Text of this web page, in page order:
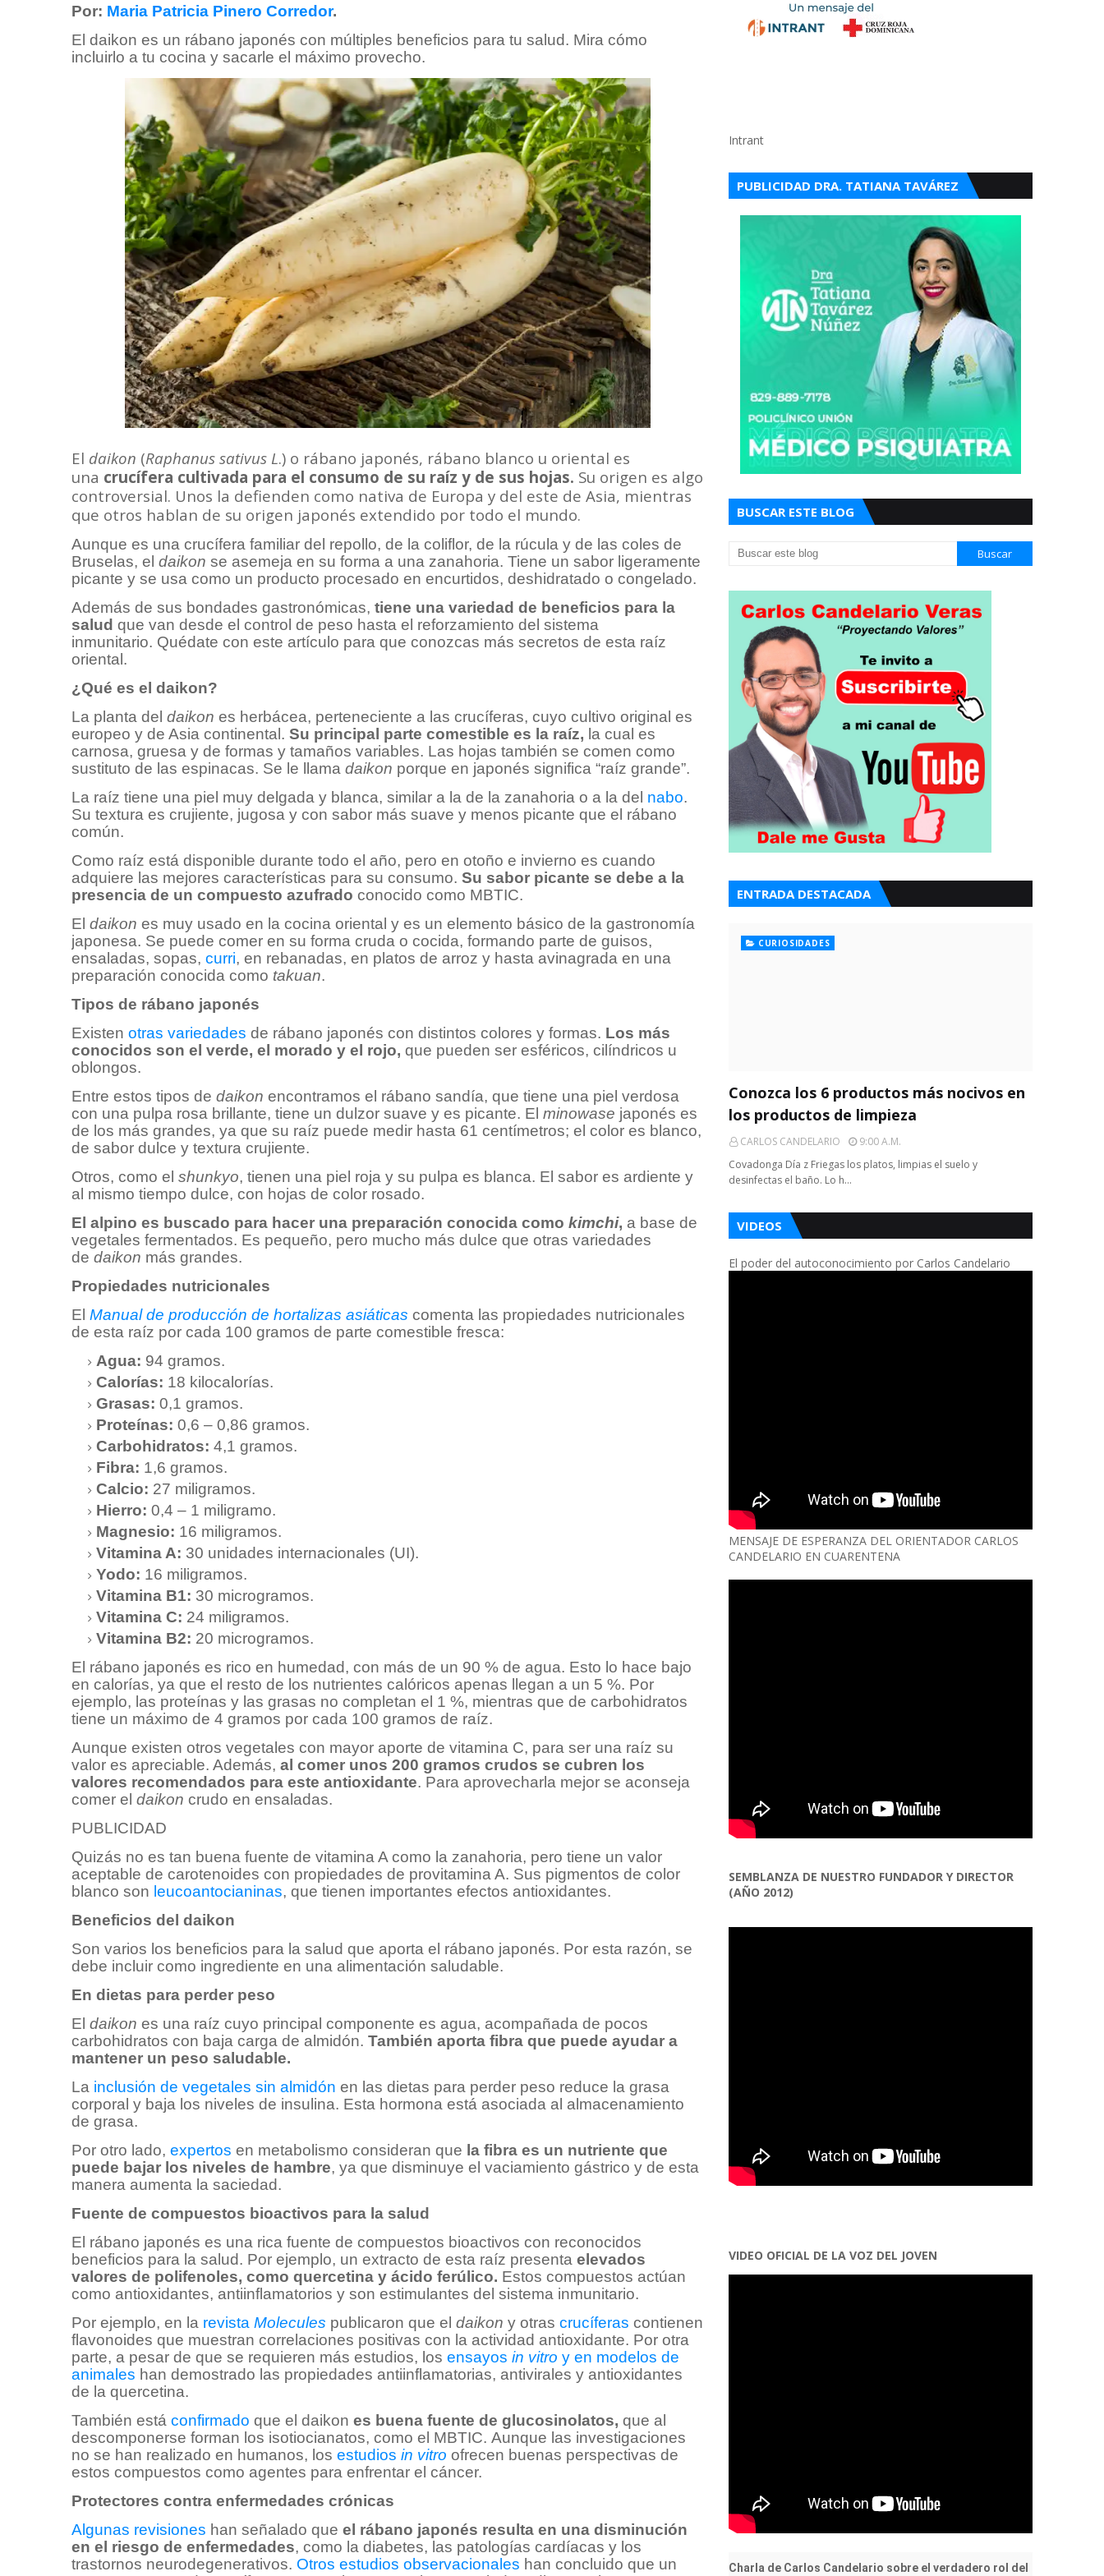
Por: Maria Patricia Pinero Corredor.
El daikon es un rábano japonés con múltiples beneficios para tu salud. Mira cómo
incluirlo a tu cocina y sacarle el máximo provecho.
El daikon (Raphanus sativus L.) o rábano japonés, rábano blanco u oriental es
una crucífera cultivada para el consumo de su raíz y de sus hojas. Su origen es algo
controversial. Unos la defienden como nativa de Europa y del este de Asia, mientras
que otros hablan de su origen japonés extendido por todo el mundo.
Aunque es una crucífera familiar del repollo, de la coliflor, de la rúcula y de las coles de
Bruselas, el daikon se asemeja en su forma a una zanahoria. Tiene un sabor ligeramente
picante y se usa como un producto procesado en encurtidos, deshidratado o congelado.
Además de sus bondades gastronómicas, tiene una variedad de beneficios para la
salud que van desde el control de peso hasta el reforzamiento del sistema
inmunitario. Quédate con este artículo para que conozcas más secretos de esta raíz
oriental.
¿Qué es el daikon?
La planta del daikon es herbácea, perteneciente a las crucíferas, cuyo cultivo original es
europeo y de Asia continental. Su principal parte comestible es la raíz, la cual es
carnosa, gruesa y de formas y tamaños variables. Las hojas también se comen como
sustituto de las espinacas. Se le llama daikon porque en japonés significa “raíz grande”.
La raíz tiene una piel muy delgada y blanca, similar a la de la zanahoria o a la del nabo.
Su textura es crujiente, jugosa y con sabor más suave y menos picante que el rábano
común.
Como raíz está disponible durante todo el año, pero en otoño e invierno es cuando
adquiere las mejores características para su consumo. Su sabor picante se debe a la
presencia de un compuesto azufrado conocido como MBTIC.
El daikon es muy usado en la cocina oriental y es un elemento básico de la gastronomía
japonesa. Se puede comer en su forma cruda o cocida, formando parte de guisos,
ensaladas, sopas, curri, en rebanadas, en platos de arroz y hasta avinagrada en una
preparación conocida como takuan.
Tipos de rábano japonés
Existen otras variedades de rábano japonés con distintos colores y formas. Los más
conocidos son el verde, el morado y el rojo, que pueden ser esféricos, cilíndricos u
oblongos.
Entre estos tipos de daikon encontramos el rábano sandía, que tiene una piel verdosa
con una pulpa rosa brillante, tiene un dulzor suave y es picante. El minowase japonés es
de los más grandes, ya que su raíz puede medir hasta 61 centímetros; el color es blanco,
de sabor dulce y textura crujiente.
Otros, como el shunkyo, tienen una piel roja y su pulpa es blanca. El sabor es ardiente y
al mismo tiempo dulce, con hojas de color rosado.
El alpino es buscado para hacer una preparación conocida como kimchi, a base de
vegetales fermentados. Es pequeño, pero mucho más dulce que otras variedades
de daikon más grandes.
Propiedades nutricionales
El Manual de producción de hortalizas asiáticas comenta las propiedades nutricionales
de esta raíz por cada 100 gramos de parte comestible fresca:
Agua: 94 gramos.
Calorías: 18 kilocalorías.
Grasas: 0,1 gramos.
Proteínas: 0,6 – 0,86 gramos.
Carbohidratos: 4,1 gramos.
Fibra: 1,6 gramos.
Calcio: 27 miligramos.
Hierro: 0,4 – 1 miligramo.
Magnesio: 16 miligramos.
Vitamina A: 30 unidades internacionales (UI).
Yodo: 16 miligramos.
Vitamina B1: 30 microgramos.
Vitamina C: 24 miligramos.
Vitamina B2: 20 microgramos.
El rábano japonés es rico en humedad, con más de un 90 % de agua. Esto lo hace bajo
en calorías, ya que el resto de los nutrientes calóricos apenas llegan a un 5 %. Por
ejemplo, las proteínas y las grasas no completan el 1 %, mientras que de carbohidratos
tiene un máximo de 4 gramos por cada 100 gramos de raíz.
Aunque existen otros vegetales con mayor aporte de vitamina C, para ser una raíz su
valor es apreciable. Además, al comer unos 200 gramos crudos se cubren los
valores recomendados para este antioxidante. Para aprovecharla mejor se aconseja
comer el daikon crudo en ensaladas.
PUBLICIDAD
Quizás no es tan buena fuente de vitamina A como la zanahoria, pero tiene un valor
aceptable de carotenoides con propiedades de provitamina A. Sus pigmentos de color
blanco son leucoantocianinas, que tienen importantes efectos antioxidantes.
Beneficios del daikon
Son varios los beneficios para la salud que aporta el rábano japonés. Por esta razón, se
debe incluir como ingrediente en una alimentación saludable.
En dietas para perder peso
El daikon es una raíz cuyo principal componente es agua, acompañada de pocos
carbohidratos con baja carga de almidón. También aporta fibra que puede ayudar a
mantener un peso saludable.
La inclusión de vegetales sin almidón en las dietas para perder peso reduce la grasa
corporal y baja los niveles de insulina. Esta hormona está asociada al almacenamiento
de grasa.
Por otro lado, expertos en metabolismo consideran que la fibra es un nutriente que
puede bajar los niveles de hambre, ya que disminuye el vaciamiento gástrico y de esta
manera aumenta la saciedad.
Fuente de compuestos bioactivos para la salud
El rábano japonés es una rica fuente de compuestos bioactivos con reconocidos
beneficios para la salud. Por ejemplo, un extracto de esta raíz presenta elevados
valores de polifenoles, como quercetina y ácido ferúlico. Estos compuestos actúan
como antioxidantes, antiinflamatorios y son estimulantes del sistema inmunitario.
Por ejemplo, en la revista Molecules publicaron que el daikon y otras crucíferas contienen
flavonoides que muestran correlaciones positivas con la actividad antioxidante. Por otra
parte, a pesar de que se requieren más estudios, los ensayos in vitro y en modelos de
animales han demostrado las propiedades antiinflamatorias, antivirales y antioxidantes
de la quercetina.
También está confirmado que el daikon es buena fuente de glucosinolatos, que al
descomponerse forman los isotiocianatos, como el MBTIC. Aunque las investigaciones
no se han realizado en humanos, los estudios in vitro ofrecen buenas perspectivas de
estos compuestos como agentes para enfrentar el cáncer.
Protectores contra enfermedades crónicas
Algunas revisiones han señalado que el rábano japonés resulta en una disminución
en el riesgo de enfermedades, como la diabetes, las patologías cardíacas y los
trastornos neurodegenerativos. Otros estudios observacionales han concluido que un
Intrant
PUBLICIDAD DRA. TATIANA TAVÁREZ
BUSCAR ESTE BLOG
ENTRADA DESTACADA
CURIOSIDADES
Conozca los 6 productos más nocivos en
los productos de limpieza
CARLOS CANDELARIO
9:00 A.m.
Covadonga Día z Friegas los platos, limpias el suelo y
desinfectas el baño. Lo h…
VIDEOS
El poder del autoconocimiento por Carlos Candelario
MENSAJE DE ESPERANZA DEL ORIENTADOR CARLOS
CANDELARIO EN CUARENTENA
SEMBLANZA DE NUESTRO FUNDADOR Y DIRECTOR
(AÑO 2012)
VIDEO OFICIAL DE LA VOZ DEL JOVEN
Charla de Carlos Candelario sobre el verdadero rol del